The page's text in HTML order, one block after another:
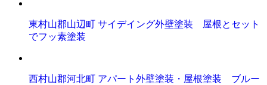
東村山郡山辺町 サイデイング外壁塗装 屋根とセット
でフッ素塗装
西村山郡河北町 アパート外壁塗装・屋根塗装 ブルー